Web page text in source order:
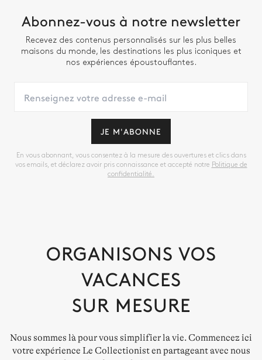
Abonnez-vous à notre newsletter
Recevez des contenus personnalisés sur les plus belles
maisons du monde, les destinations les plus iconiques et
nos expériences époustouflantes.
JE M'ABONNE
En vous abonnant, vous consentez à la mesure des ouvertures et clics dans
vos emails, et déclarez avoir pris connaissance et accepté notre Politique de
confidentialité.
ORGANISONS VOS
VACANCES
SUR MESURE
Nous sommes là pour vous simplifier la vie. Commencez ici
votre expérience Le Collectionist en partageant avec nous